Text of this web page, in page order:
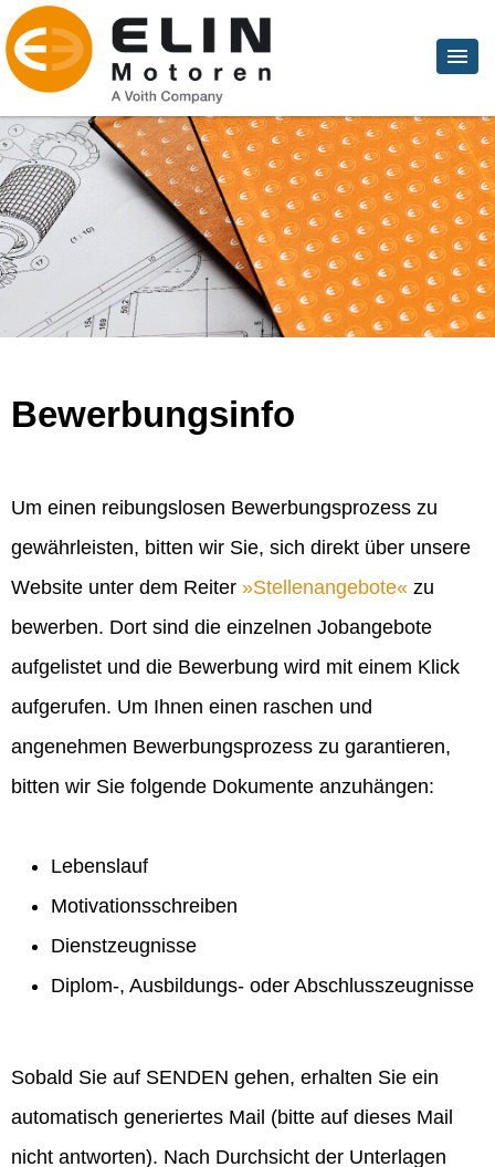
Bewerbungsinfo
Um einen reibungslosen Bewerbungsprozess zu
gewährleisten, bitten wir Sie, sich direkt über unsere
Website unter dem Reiter
Stellenangebote
zu
bewerben. Dort sind die einzelnen Jobangebote
aufgelistet und die Bewerbung wird mit einem Klick
aufgerufen. Um Ihnen einen raschen und
angenehmen Bewerbungsprozess zu garantieren,
bitten wir Sie folgende Dokumente anzuhängen:
Lebenslauf
Motivationsschreiben
Dienstzeugnisse
Diplom-, Ausbildungs- oder Abschlusszeugnisse
Sobald Sie auf SENDEN gehen, erhalten Sie ein
automatisch generiertes Mail (bitte auf dieses Mail
nicht antworten). Nach Durchsicht der Unterlagen